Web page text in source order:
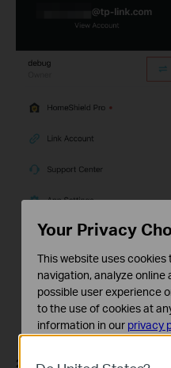
2. Appuyez sur Créer un
Your Privacy
This website uses
navigation, analyze
possible user experience
to the use of cookies at
information in our privacy